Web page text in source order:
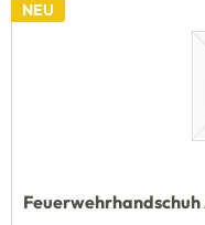
NEU
Feuerwehrhandschuh